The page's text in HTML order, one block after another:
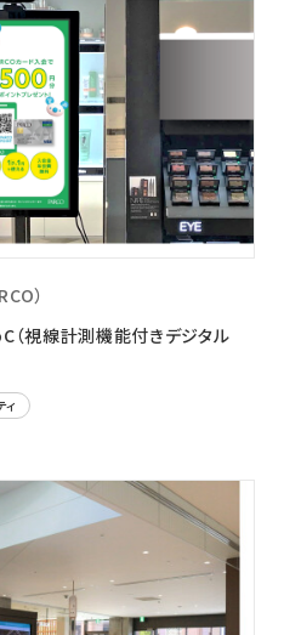
）
視線計測機能付きデジタル
ィ